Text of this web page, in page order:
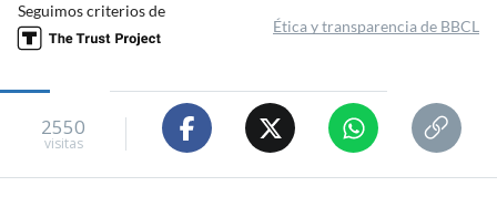
Seguimos criterios de
Ética y transparencia de BBCL
2550
visitas